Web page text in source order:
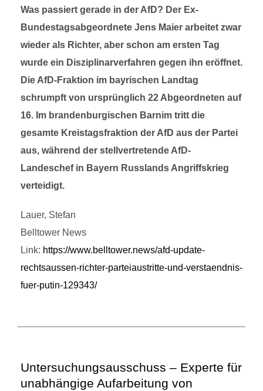
Was passiert gerade in der AfD? Der Ex-
Bundestagsabgeordnete Jens Maier arbeitet zwar
wieder als Richter, aber schon am ersten Tag
wurde ein Disziplinarverfahren gegen ihn eröffnet.
Die AfD-Fraktion im bayrischen Landtag
schrumpft von ursprünglich 22 Abgeordneten auf
16. Im brandenburgischen Barnim tritt die
gesamte Kreistagsfraktion der AfD aus der Partei
aus, während der stellvertretende AfD-
Landeschef in Bayern Russlands Angriffskrieg
verteidigt.
Lauer, Stefan
Belltower News
Link: https://www.belltower.news/afd-update-
rechtsaussen-richter-parteiaustritte-und-verstaendnis-
fuer-putin-129343/
Untersuchungsausschuss – Experte für
unabhängige Aufarbeitung von